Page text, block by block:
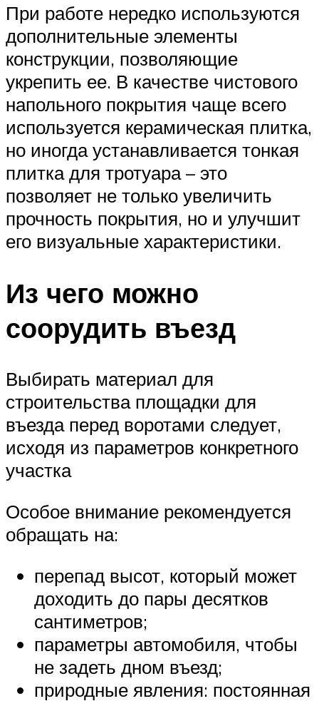
При работе нередко используются
дополнительные элементы
конструкции, позволяющие
укрепить ее. В качестве чистового
напольного покрытия чаще всего
используется керамическая плитка,
но иногда устанавливается тонкая
плитка для тротуара – это
позволяет не только увеличить
прочность покрытия, но и улучшит
его визуальные характеристики.
Из чего можно
соорудить въезд
Выбирать материал для
строительства площадки для
въезда перед воротами следует,
исходя из параметров конкретного
участка
Особое внимание рекомендуется
обращать на:
перепад высот, который может
доходить до пары десятков
сантиметров;
параметры автомобиля, чтобы
не задеть дном въезд;
природные явления: постоянная